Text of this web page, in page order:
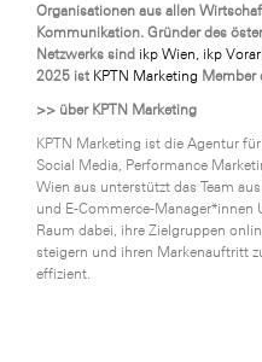
Organisationen aus allen
Kommunikation. Gründer des
Netzwerks sind ikp Wien, ikp
2025 ist KPTN Marketing Member
>> über KPTN Marketing
KPTN Marketing ist die Agentur
Social Media, Performance
Wien aus unterstützt das Team
und E-Commerce-
Raum dabei, ihre Zielgruppen
steigern und ihren Markenauftritt
effizient.